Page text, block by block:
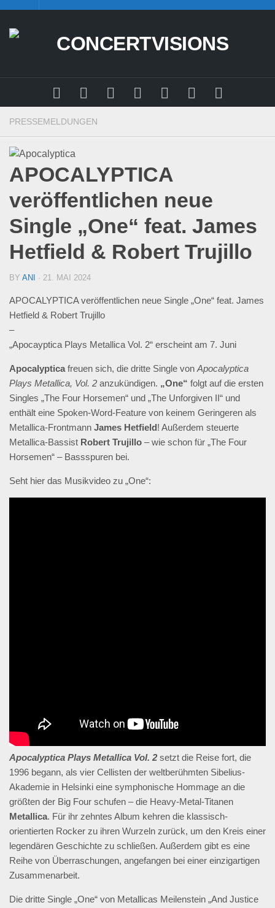
content
PRESSEMELDUNGEN
APOCALYPTICA
veröffentlichen neue
Single „One“ feat. James
Hetfield & Robert Trujillo
BY ANI · 21. MAI 2024
APOCALYPTICA veröffentlichen neue Single „One“ feat. James
Hetfield & Robert Trujillo
–
„Apocayptica Plays Metallica Vol. 2“ erscheint am 7. Juni
Apocalyptica freuen sich, die dritte Single von Apocalyptica
Plays Metallica, Vol. 2 anzukündigen. „One“ folgt auf die ersten
Singles „The Four Horsemen“ und „The Unforgiven II“ und
enthält eine Spoken-Word-Feature von keinem Geringeren als
Metallica-Frontmann James Hetfield! Außerdem steuerte
Metallica-Bassist Robert Trujillo – wie schon für „The Four
Horsemen“ – Bassspuren bei.
Seht hier das Musikvideo zu „One“:
Apocalyptica Plays Metallica Vol. 2 setzt die Reise fort, die
1996 begann, als vier Cellisten der weltberühmten Sibelius-
Akademie in Helsinki eine symphonische Hommage an die
größten der Big Four schufen – die Heavy-Metal-Titanen
Metallica. Für ihr zehntes Album kehren die klassisch-
orientierten Rocker zu ihren Wurzeln zurück, um den Kreis einer
legendären Geschichte zu schließen. Außerdem gibt es eine
Reihe von Überraschungen, angefangen bei einer einzigartigen
Zusammenarbeit.
Die dritte Single „One“ von Metallicas Meilenstein „And Justice